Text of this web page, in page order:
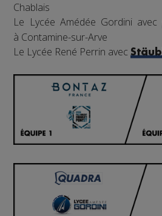
Chablais
Le Lycée Amédée Gordini avec
à Contamine-sur-Arve
Le Lycée René Perrin avec